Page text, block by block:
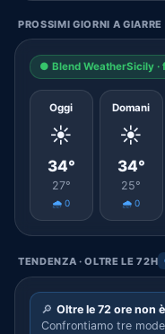
PROSSIMI GIORNI A GIARRE
● Blend WeatherSicily ·
Oggi
☀️
34°
27°
🌧️ 0
Domani
☀️
34°
25°
🌧️ 0
TENDENZA · OLTRE LE 72H
🔎 Oltre le 72 ore non
Confrontiamo tre